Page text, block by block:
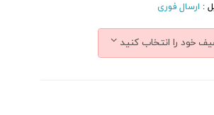
: ارسال فوری
خود را انتخاب کنید